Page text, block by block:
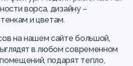
ворса, дизайну –
и цветам.
на нашем сайте большой,
в любом современном
подарят тепло,